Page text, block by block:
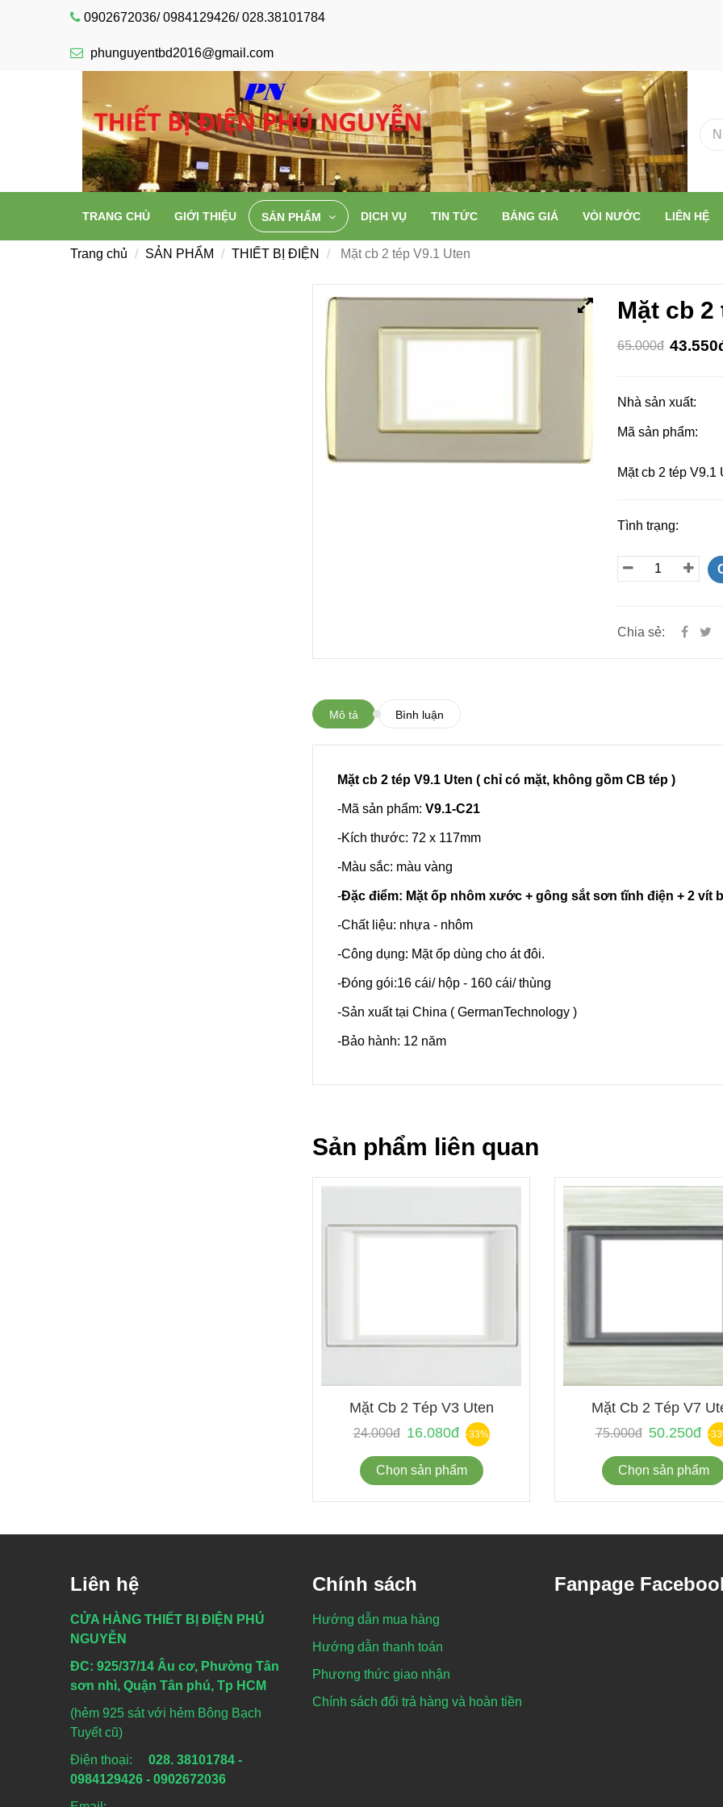
Mặt cb 2
65.000đ
Nhà sản xuất:
Mã sản phẩm:
Mặt cb 2 tép V9.1
Tình trạng:
Chia sẻ:
Mô tả Bình luận
Mặt cb 2 tép V9.1 Uten ( chỉ có mặt, không gồm CB tép )
-Mã sản phẩm: V9.1-C21
-Kích thước: 72 x 117mm
-Màu sắc: màu vàng
-Đặc điểm: Mặt ốp nhôm xước + gông sắt sơn tĩnh điện + 2 vít
-Chất liệu: nhựa - nhôm
-Công dụng: Mặt ốp dùng cho át đôi.
-Đóng gói:16 cái/ hộp - 160 cái/ thùng
-Sản xuất tại China ( GermanTechnology )
-Bảo hành: 12 năm
Sản phẩm liên quan
Mặt Cb 2 Tép V3 Uten
24.000đ 16.080đ -33%
Chọn sản phẩm
Mặt Cb 2 Tép V7
75.000đ 50.250đ -
Chọn sản phẩm
0902672036/ 0984129426/ 028.38101784
phunguyentbd2016@gmail.com
TRANG CHỦ GIỚI THIỆU SẢN PHẨM DỊCH VỤ TIN TỨC BẢNG GIÁ VÒI NƯỚC LIÊN HỆ
Trang chủ SẢN PHẨM THIẾT BỊ ĐIỆN Mặt cb 2 tép V9.1 Uten
Liên hệ
CỬA HÀNG THIẾT BỊ ĐIỆN PHÚ
NGUYỄN
ĐC: 925/37/14 Âu cơ, Phường Tân
sơn nhì, Quận Tân phú, Tp HCM
(hẻm 925 sát với hẻm Bông Bạch
Tuyết cũ)
Điện thoại: 028. 38101784 -
0984129426 - 0902672036
Chính sách
Hướng dẫn mua hàng
Hướng dẫn thanh toán
Phương thức giao nhận
Chính sách đổi trả hàng và hoàn tiền
Fanpage